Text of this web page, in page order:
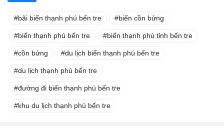
bãi biển thạnh phú bến tre biển cồn bửng
biển thạnh phú bến tre biển thạnh phú tỉnh bến tre
cồn bửng du lịch biển thạnh phú bến tre
du lịch thạnh phú bến tre
đường đi biển thạnh phú bến tre
khu du lịch thạnh phú bến tre